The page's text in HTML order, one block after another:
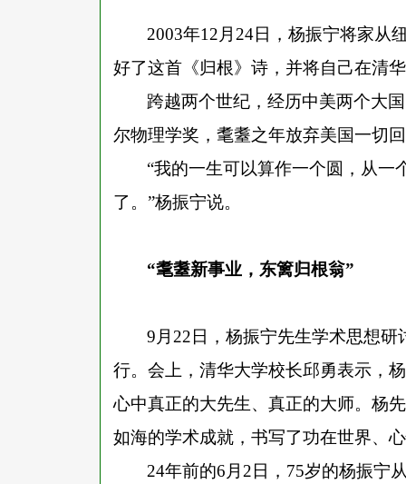
2003年12月24日，杨振宁将家从
好了这首《归根》诗，并将自己在清
跨越两个世纪，经历中美两个大
尔物理学奖，耄耋之年放弃美国一
“我的一生可以算作一个圆，从
了。”杨振宁说。
“耄耋新事业，东篱归根翁”
9月22日，杨振宁先生学术思想
行。会上，清华大学校长邱勇表示，
心中真正的大先生、真正的大师。杨
如海的学术成就，书写了功在世界、
24年前的6月2日，75岁的杨振宁